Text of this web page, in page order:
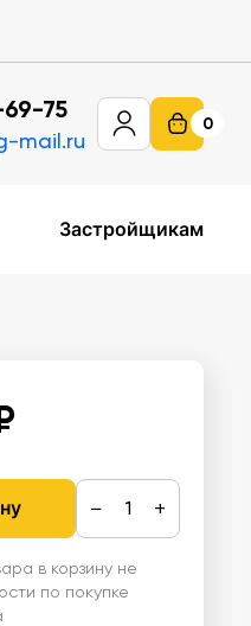
75
mail.ru
0
Застройщикам
− +
в корзину не
по покупке